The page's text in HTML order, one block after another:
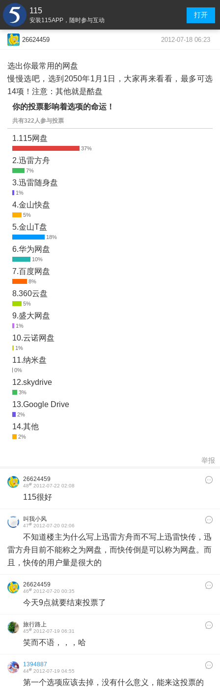
115
安装115APP，随时参与互动
打开
26624459 2012-07-18 06:23
选出你最常用的网盘
慢慢选吧，选到2050年1月1日，大家再来看看，最多可选
14项！注意：其他就是酷盘
你的投票影响着选项的命运！
共有322人参与投票
1.115网盘
2.迅雷方舟
3.迅雷随身盘
4.金山快盘
5.金山T盘
6.华为网盘
7.百度网盘
8.360云盘
9.盛大网盘
10.云诺网盘
11.纳米盘
12.skydrive
13.Google Drive
14.其他
举报
26624459
48# 2012-07-22 02:08
115很好
叫我小风
47# 2012-07-20 02:06
不知道楼主为什么写上迅雷方舟而不写上迅雷快传，迅
雷方舟目前不能称之为网盘，而快传倒是可以称为网盘。而
且，快传的用户量是很大的
26624459
46# 2012-07-20 00:35
今天9点就要结束投票了
旅行路上
45# 2012-07-19 06:31
笑而不语，，，哈
1394887
44# 2012-07-19 04:55
第一个选项应该去掉，没有什么意义，能来这投票的